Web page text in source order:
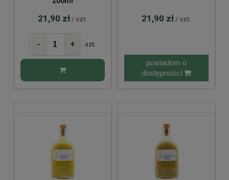
21,90 zł / szt.
- + szt.
21,90 zł / szt.
powiadom o
dostępności